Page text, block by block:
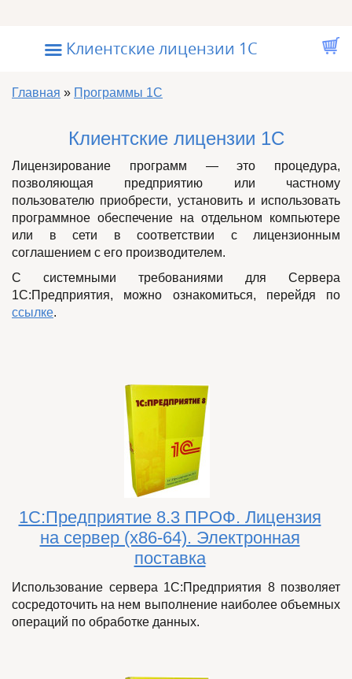
☰Клиентские лицензии 1С
Вы здесь
Главная » Программы 1С
Клиентские лицензии 1С
Лицензирование программ — это процедура,
позволяющая предприятию или частному
пользователю приобрести, установить и использовать
программное обеспечение на отдельном компьютере
или в сети в соответствии с лицензионным
соглашением с его производителем.
С системными требованиями для Сервера
1С:Предприятия, можно ознакомиться, перейдя по
ссылке.
1С:Предприятие 8.3 ПРОФ. Лицензия
на сервер (x86-64). Электронная
поставка
Использование сервера 1С:Предприятия 8 позволяет
сосредоточить на нем выполнение наиболее объемных
операций по обработке данных.